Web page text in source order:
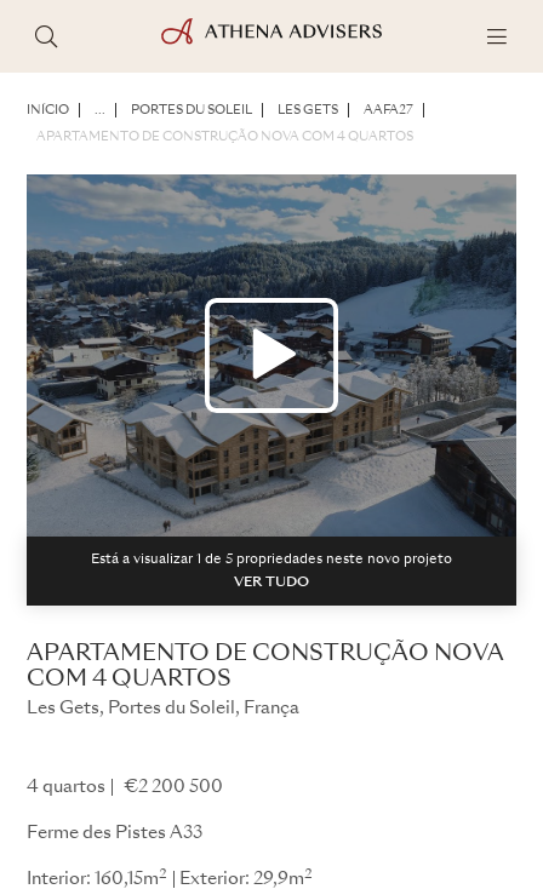
INÍCIO ... PORTES DU SOLEIL LES GETS AAFA27
APARTAMENTO DE CONSTRUÇÃO NOVA COM 4 QUARTOS
Está a visualizar 1 de 5 propriedades neste novo projeto
VER TUDO
APARTAMENTO DE CONSTRUÇÃO NOVA
COM 4 QUARTOS
Les Gets, Portes du Soleil, França
4 quartos €2 200 500
Ferme des Pistes A33
Interior: 160,15m2 Exterior: 29,9m2